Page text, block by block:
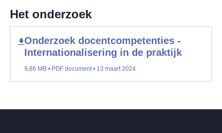
Het onderzoek
Onderzoek docentcompetenties -
Internationalisering in de praktijk
9,86 MB • PDF document • 13 maart 2024